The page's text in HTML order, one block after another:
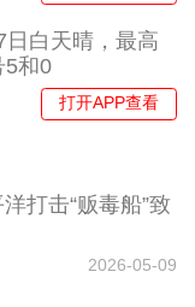
白天晴，最高
和0
打开APP查看
打击“贩毒船”致
2026-05-09